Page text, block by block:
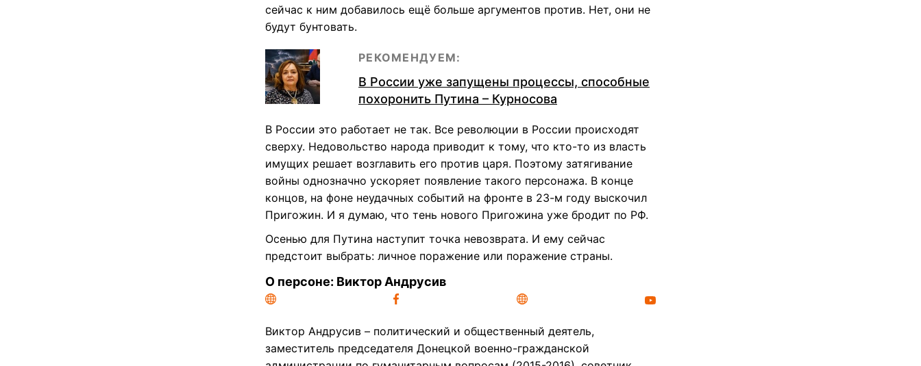
сейчас к ним добавилось ещё больше аргументов против. Нет, они не
будут бунтовать.
РЕКОМЕНДУЕМ:
В России уже запущены процессы, способные
похоронить Путина – Курносова
В России это работает не так. Все революции в России происходят
сверху. Недовольство народа приводит к тому, что кто-то из власть
имущих решает возглавить его против царя. Поэтому затягивание
войны однозначно ускоряет появление такого персонажа. В конце
концов, на фоне неудачных событий на фронте в 23-м году выскочил
Пригожин. И я думаю, что тень нового Пригожина уже бродит по РФ.
Осенью для Путина наступит точка невозврата. И ему сейчас
предстоит выбрать: личное поражение или поражение страны.
О персоне: Виктор Андрусив
Виктор Андрусив – политический и общественный деятель,
заместитель председателя Донецкой военно-гражданской